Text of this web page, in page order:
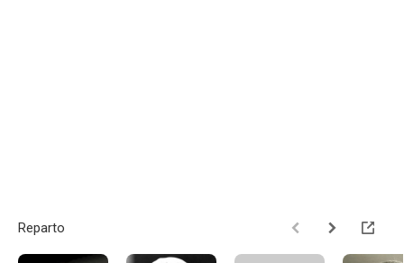
Reparto